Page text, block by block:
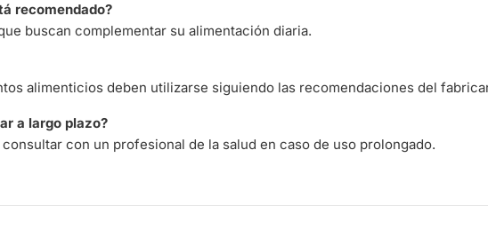
recomendado?
buscan complementar su alimentación diaria.
alimenticios deben utilizarse siguiendo las recomendaciones del
a largo plazo?
con un profesional de la salud en caso de uso prolongado.